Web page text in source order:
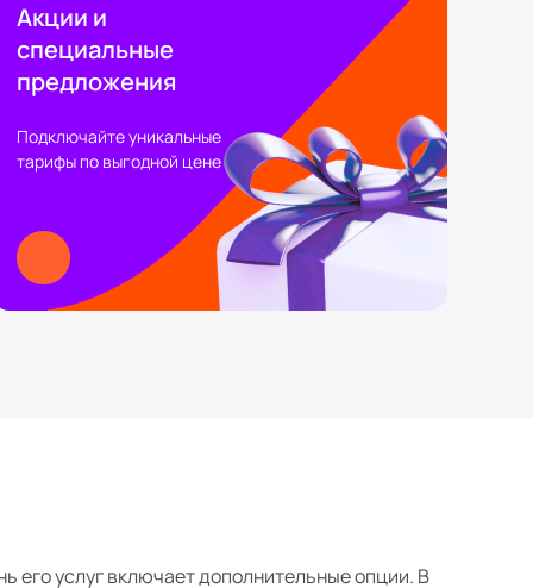
Акции и
специальные
предложения
Подключайте уникальные
тарифы по выгодной цене
его услуг включает дополнительные опции. В